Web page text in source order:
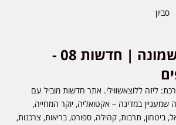
סביון
חדשות אפס שמונה | חדשות 08 -
ליזה ללוצאשווילי. אתר חדשות מוביל עם
שמעניין במדינה – אקטואליה, יוקר המחייה,
ביטחון, תרבות, קהילה, ספורט, בריאות, צרכנות,